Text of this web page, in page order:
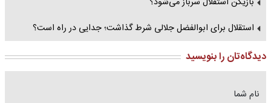
استقلال برای ابوالفضل جلالی شرط گذاشت؛ جدایی در راه است؟
دیدگاه‌تان را بنویسید
نام شما